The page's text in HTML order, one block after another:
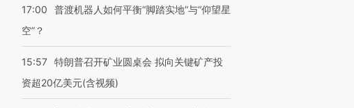
17:00
普渡机器人如何平衡“脚踏实地”与“仰望星
空”？
15:57 特朗普召开矿业圆桌会 拟向关键矿产投
资超20亿美元(含视频)